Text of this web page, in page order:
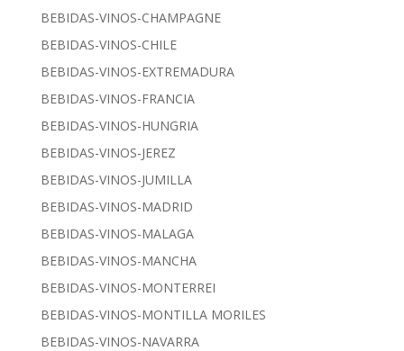
BEBIDAS-VINOS-CHAMPAGNE
BEBIDAS-VINOS-CHILE
BEBIDAS-VINOS-EXTREMADURA
BEBIDAS-VINOS-FRANCIA
BEBIDAS-VINOS-HUNGRIA
BEBIDAS-VINOS-JEREZ
BEBIDAS-VINOS-JUMILLA
BEBIDAS-VINOS-MADRID
BEBIDAS-VINOS-MALAGA
BEBIDAS-VINOS-MANCHA
BEBIDAS-VINOS-MONTERREI
BEBIDAS-VINOS-MONTILLA MORILES
BEBIDAS-VINOS-NAVARRA